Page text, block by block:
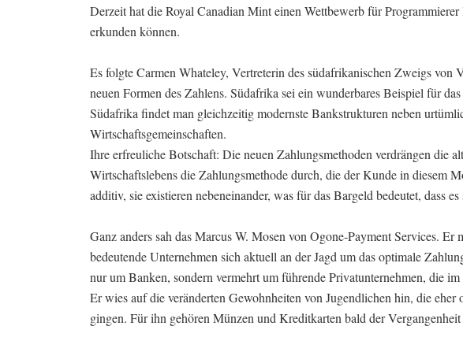
Derzeit hat die Royal Canadian Mint einen Wettbewerb für
erkunden können.
Es folgte Carmen Whateley, Vertreterin des südafrikanischen Zweigs von
neuen Formen des Zahlens. Südafrika sei ein wunderbares Beispiel für
Südafrika findet man gleichzeitig modernste Bankstrukturen neben
Wirtschaftsgemeinschaften.
Ihre erfreuliche Botschaft: Die neuen Zahlungsmethoden verdrängen die
Wirtschaftslebens die Zahlungsmethode durch, die der Kunde in diesem
additiv, sie existieren nebeneinander, was für das Bargeld bedeutet, dass
Ganz anders sah das Marcus W. Mosen von Ogone-Payment Services.
bedeutende Unternehmen sich aktuell an der Jagd um das optimale
nur um Banken, sondern vermehrt um führende Privatunternehmen, die
Er wies auf die veränderten Gewohnheiten von Jugendlichen hin, die
gingen. Für ihn gehören Münzen und Kreditkarten bald der